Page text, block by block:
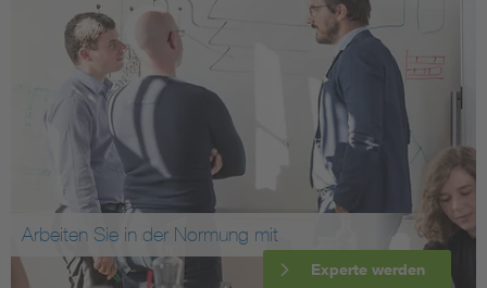
Arbeiten Sie in der Normung mit
Experte werden